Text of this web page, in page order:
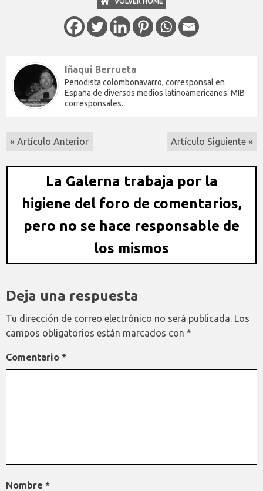
Iñaqui Berrueta
Periodista colombonavarro, corresponsal en
España de diversos medios latinoamericanos. MIB
corresponsales.
« Artículo Anterior Artículo Siguiente »
La Galerna trabaja por la
higiene del foro de comentarios,
pero no se hace responsable de
los mismos
Deja una respuesta
Tu dirección de correo electrónico no será publicada. Los
campos obligatorios están marcados con *
Comentario *
Nombre *